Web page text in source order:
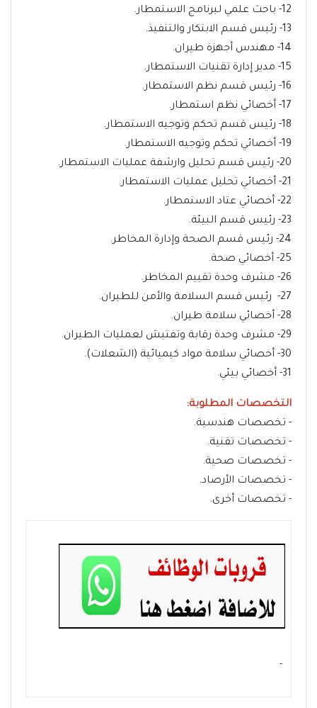
12- باحث علمي لبرنامج الاستمطار.
13- رئيس قسم الابتكار والتنفيذ.
14- مهندس أجهزة طيران.
15- مدير إدارة تقنيات الاستمطار.
16- رئيس قسم نظم الاستمطار.
17- أخصائي نظم استمطار.
18- رئيس قسم تحكم وتوجيه الاستمطار.
19- أخصائي تحكم وتوجيه الاستمطار.
20- رئيس قسم تحليل وارشفة عمليات الاستمطار.
21- أخصائي تحليل عمليات الاستمطار.
22- أخصائي عتاد الاستمطار.
23- رئيس قسم البيئة.
24- رئيس قسم الصحة وإدارة المخاطر.
25- أخصائي صحة.
26- مشرف وحدة تقييم المخاطر.
27- رئيس قسم السلامة والأمن للطيران.
28- أخصائي سلامة طيران.
29- مشرف وحدة رقابة وتفتيش لعمليات الطيران.
30- أخصائي سلامة مواد كيميائية (الشعلات).
31- أخصائي بيئي.
التخصصات المطلوبة:
- تخصصات هندسية.
- تخصصات تقنية.
- تخصصات صحية.
- تخصصات الأرصاد.
- تخصصات أخرى.
- ‏